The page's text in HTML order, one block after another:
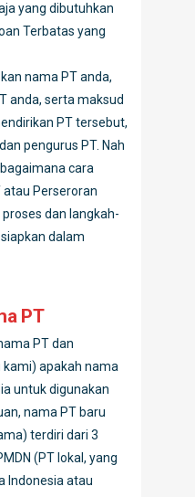
yang dibutuhkan
Terbatas yang
nama PT anda,
anda, serta maksud
PT tersebut,
pengurus PT. Nah
cara
Perseroran
dan langkah-
dalam
PT
PT dan
apakah nama
untuk digunakan
nama PT baru
terdiri dari 3
(PT lokal, yang
Indonesia atau